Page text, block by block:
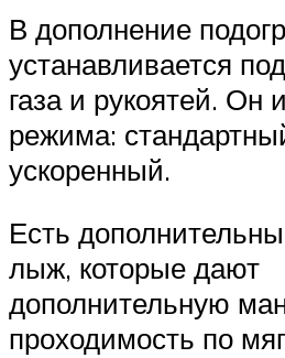
В дополнение
устанавливается
газа и рукоятей. Он
режима:
ускоренный.
Есть
лыж, которые дают
дополнительную
проходимость по